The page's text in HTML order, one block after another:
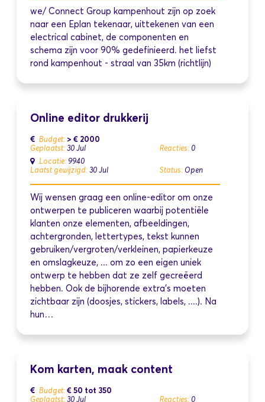
we/ Connect Group kampenhout zijn op zoek
naar een Eplan tekenaar, uittekenen van een
electrical cabinet, de componenten en
schema zijn voor 90% gedefinieerd. het liefst
rond kampenhout - straal van 35km (richtlijn)
Online editor drukkerij
Budget: > € 2000
Geplaatst: 30 Jul Reacties: 0
Locatie: 9940
Laatst gewijzigd: 30 Jul Status: Open
Wij wensen graag een online-editor om onze
ontwerpen te publiceren waarbij potentiële
klanten onze elementen, afbeeldingen,
achtergronden, lettertypes, tekst kunnen
gebruiken/vergroten/verkleinen, papierkeuze
en omslagkeuze, ... om zo een eigen uniek
ontwerp te hebben dat ze zelf gecreëerd
hebben. Ook de bijhorende extra's moeten
zichtbaar zijn (doosjes, stickers, labels, ....). Na
hun…
Kom karten, maak content
Budget: € 50 tot 350
Geplaatst: 30 Jul Reacties: 0